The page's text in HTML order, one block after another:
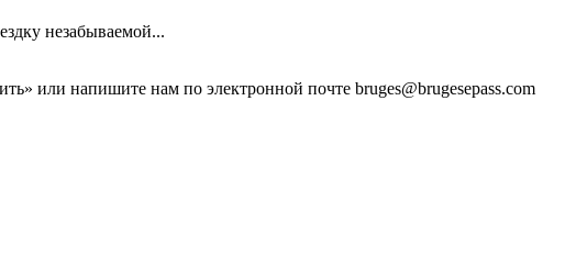
незабываемой...
или напишите нам по электронной почте bruges@brugesepass.com